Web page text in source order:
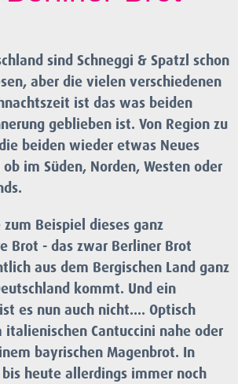
sind Schneggi & Spatzl schon
aber die vielen verschiedenen
ist das was beiden
geblieben ist. Von Region zu
beiden wieder etwas Neues
im Süden, Norden, Westen oder
Beispiel dieses ganz
Brot - das zwar Berliner Brot
aus dem Bergischen Land ganz
kommt. Und ein
es nun auch nicht.... Optisch
italienischen Cantuccini nahe oder
bayrischen Magenbrot. In
heute allerdings immer noch